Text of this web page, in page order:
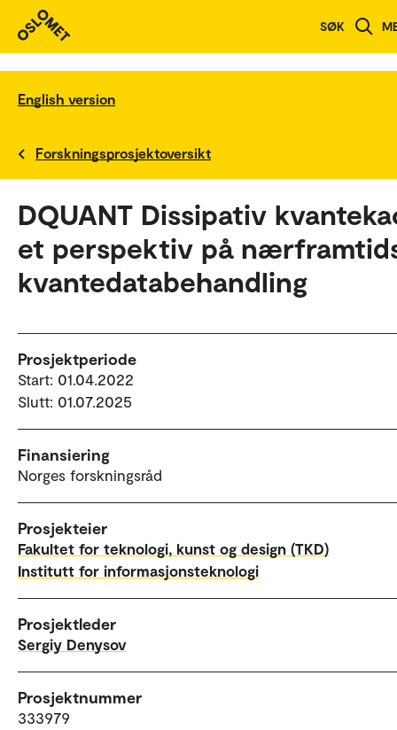
SØK
English version
Forskningsprosjektoversikt
DQUANT Dissipativ
et perspektiv på
kvantedatabehandling
Prosjektperiode
Start: 01.04.2022
Slutt: 01.07.2025
Finansiering
Norges forskningsråd
Prosjekteier
Fakultet for teknologi, kunst og design (TKD)
Institutt for informasjonsteknologi
Prosjektleder
Sergiy Denysov
Prosjektnummer
333979